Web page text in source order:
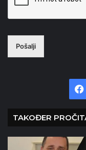
Pošalji
TAKOĐER